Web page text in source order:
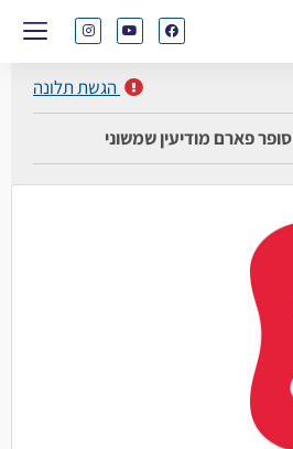
הגשת תלונה
סופר פארם מודיעין שמשוני